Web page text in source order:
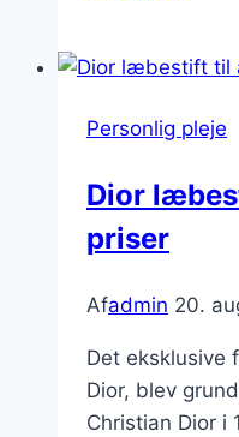
Personlig pleje
Dior
priser
Afadmin 20.
Det eksklusive
Dior, blev
Christian Dior i